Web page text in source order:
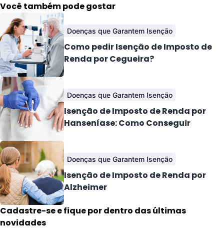
Você também pode gostar
Doenças que Garantem Isenção
Como pedir Isenção de Imposto de
Renda por Cegueira?
Doenças que Garantem Isenção
Isenção de Imposto de Renda por
Hanseníase: Como Conseguir
Doenças que Garantem Isenção
Isenção de Imposto de Renda por
Alzheimer
Cadastre-se e fique por dentro das últimas
novidades